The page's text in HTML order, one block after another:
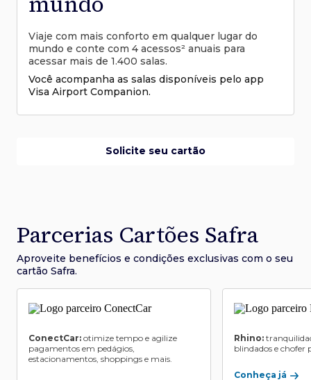
Viaje com mais conforto em qualquer lugar do
mundo e conte com 4 acessos² anuais para
acessar mais de 1.400 salas.
Você acompanha as salas disponíveis pelo app
Visa Airport Companion.
Solicite seu cartão
Parcerias Cartões Safra
Aproveite benefícios e condições exclusivas com o seu
cartão Safra.
ConectCar: otimize tempo e agilize
pagamentos em pedágios,
estacionamentos, shoppings e mais.
Rhino:
blindados e chofer
Conheça já